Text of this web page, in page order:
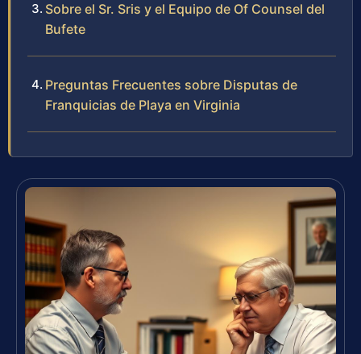
Sobre el Sr. Sris y el Equipo de Of Counsel del
Bufete
Preguntas Frecuentes sobre Disputas de
Franquicias de Playa en Virginia